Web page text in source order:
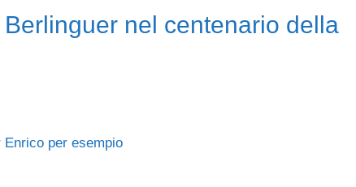
nel centenario della